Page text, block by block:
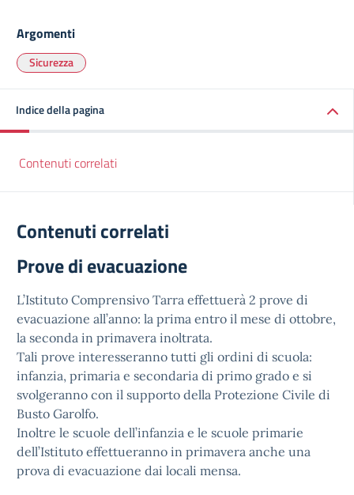
Argomenti
Sicurezza
Indice della pagina
Contenuti correlati
Contenuti correlati
Prove di evacuazione
L’Istituto Comprensivo Tarra effettuerà 2 prove di
evacuazione all’anno: la prima entro il mese di ottobre,
la seconda in primavera inoltrata.
Tali prove interesseranno tutti gli ordini di scuola:
infanzia, primaria e secondaria di primo grado e si
svolgeranno con il supporto della Protezione Civile di
Busto Garolfo.
Inoltre le scuole dell’infanzia e le scuole primarie
dell’Istituto effettueranno in primavera anche una
prova di evacuazione dai locali mensa.